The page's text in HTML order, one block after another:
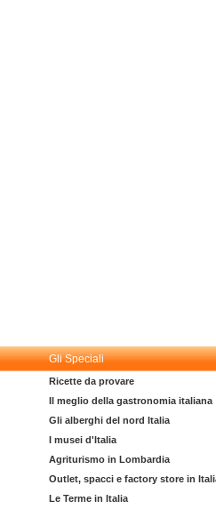
Gli Speciali
Ricette da provare
Il meglio della gastronomia italiana
Gli alberghi del nord Italia
I musei d'Italia
Agriturismo in Lombardia
Outlet, spacci e factory store in
Le Terme in Italia